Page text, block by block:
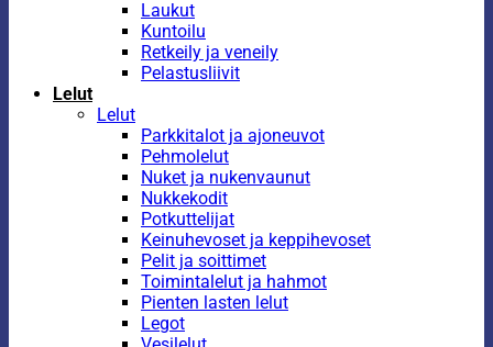
Laukut
Kuntoilu
Retkeily ja veneily
Pelastusliivit
Lelut
Lelut
Parkkitalot ja ajoneuvot
Pehmolelut
Nuket ja nukenvaunut
Nukkekodit
Potkuttelijat
Keinuhevoset ja keppihevoset
Pelit ja soittimet
Toimintalelut ja hahmot
Pienten lasten lelut
Legot